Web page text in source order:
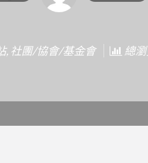
, 社團/協會/基金會 總